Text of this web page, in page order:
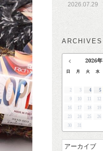
2026.07.29
ARCHIVES
2026年
日 月 火 水
2
3 4 5
9
10 12
16
17 18 19
23
24 25 26
30
31
アーカイブ